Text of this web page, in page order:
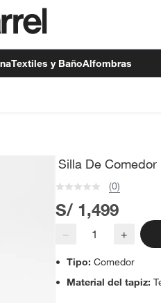
Textiles y BañoAlfombras
Silla De Comedor
(0)
S/ 1,499
− +
Tipo: Comedor
Material del tapiz: